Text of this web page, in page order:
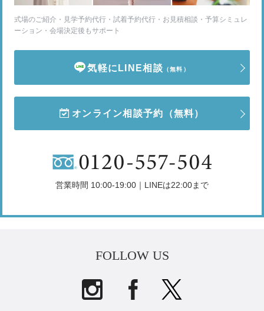
式場のご紹介・見学予約代行・試着予約代行・お見積相談・予算シミュレ
ーション・会場決定後もサポート
気軽にLINE相談 （無料）
オンライン相談予約 （無料）
営業時間 10:00-19:00｜LINEは22:00まで
FOLLOW US